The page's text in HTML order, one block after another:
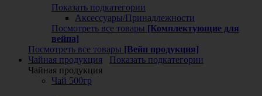
Показать подкатегории
Аксессуары/Принадлежности
Посмотреть все товары [Комплектующие для
вейпа]
Посмотреть все товары [Вейп продукция]
Чайная продукция
Показать подкатегории
Чайная продукция
Чай 500гр